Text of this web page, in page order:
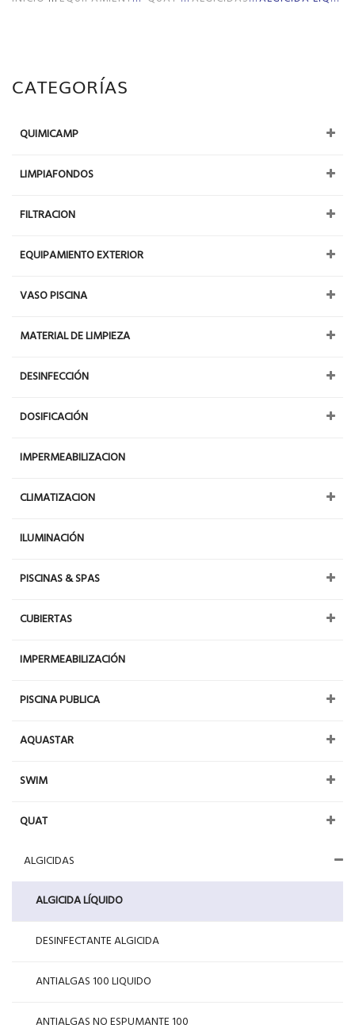
CATEGORÍAS
QUIMICAMP
LIMPIAFONDOS
FILTRACION
EQUIPAMIENTO EXTERIOR
VASO PISCINA
MATERIAL DE LIMPIEZA
DESINFECCIÓN
DOSIFICACIÓN
IMPERMEABILIZACION
CLIMATIZACION
ILUMINACIÓN
PISCINAS & SPAS
CUBIERTAS
IMPERMEABILIZACIÓN
PISCINA PUBLICA
AQUASTAR
SWIM
QUAT
ALGICIDAS
ALGICIDA LÍQUIDO
DESINFECTANTE ALGICIDA
ANTIALGAS 100 LIQUIDO
ANTIALGAS NO ESPUMANTE 100